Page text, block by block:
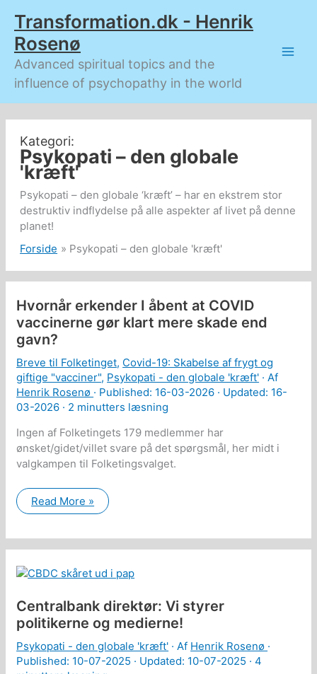
indholdet
Transformation.dk - Henrik
Rosenø
Advanced spiritual topics and the
influence of psychopathy in the world
Psykopati – den globale
'kræft'
Psykopati – den globale ‘kræft’ – har en ekstrem stor
destruktiv indflydelse på alle aspekter af livet på denne
planet!
Forside
Psykopati – den globale 'kræft'
Hvornår erkender I åbent at COVID
vaccinerne gør klart mere skade end
gavn?
Breve til Folketinget, Covid-19: Skabelse af frygt og
giftige "vacciner", Psykopati - den globale 'kræft' · Af
Henrik Rosenø · Published: 16-03-2026 · Updated: 16-
03-2026 · 2 minutters læsning
Ingen af Folketingets 179 medlemmer har
ønsket/gidet/villet svare på det spørgsmål, her midt i
valgkampen til Folketingsvalget.
Hvornår
erkender
at
COVID
gør
skade
end
gavn?
Read More »
Centralbank direktør: Vi styrer
politikerne og medierne!
Psykopati - den globale 'kræft' · Af Henrik Rosenø ·
Published: 10-07-2025 · Updated: 10-07-2025 ·4